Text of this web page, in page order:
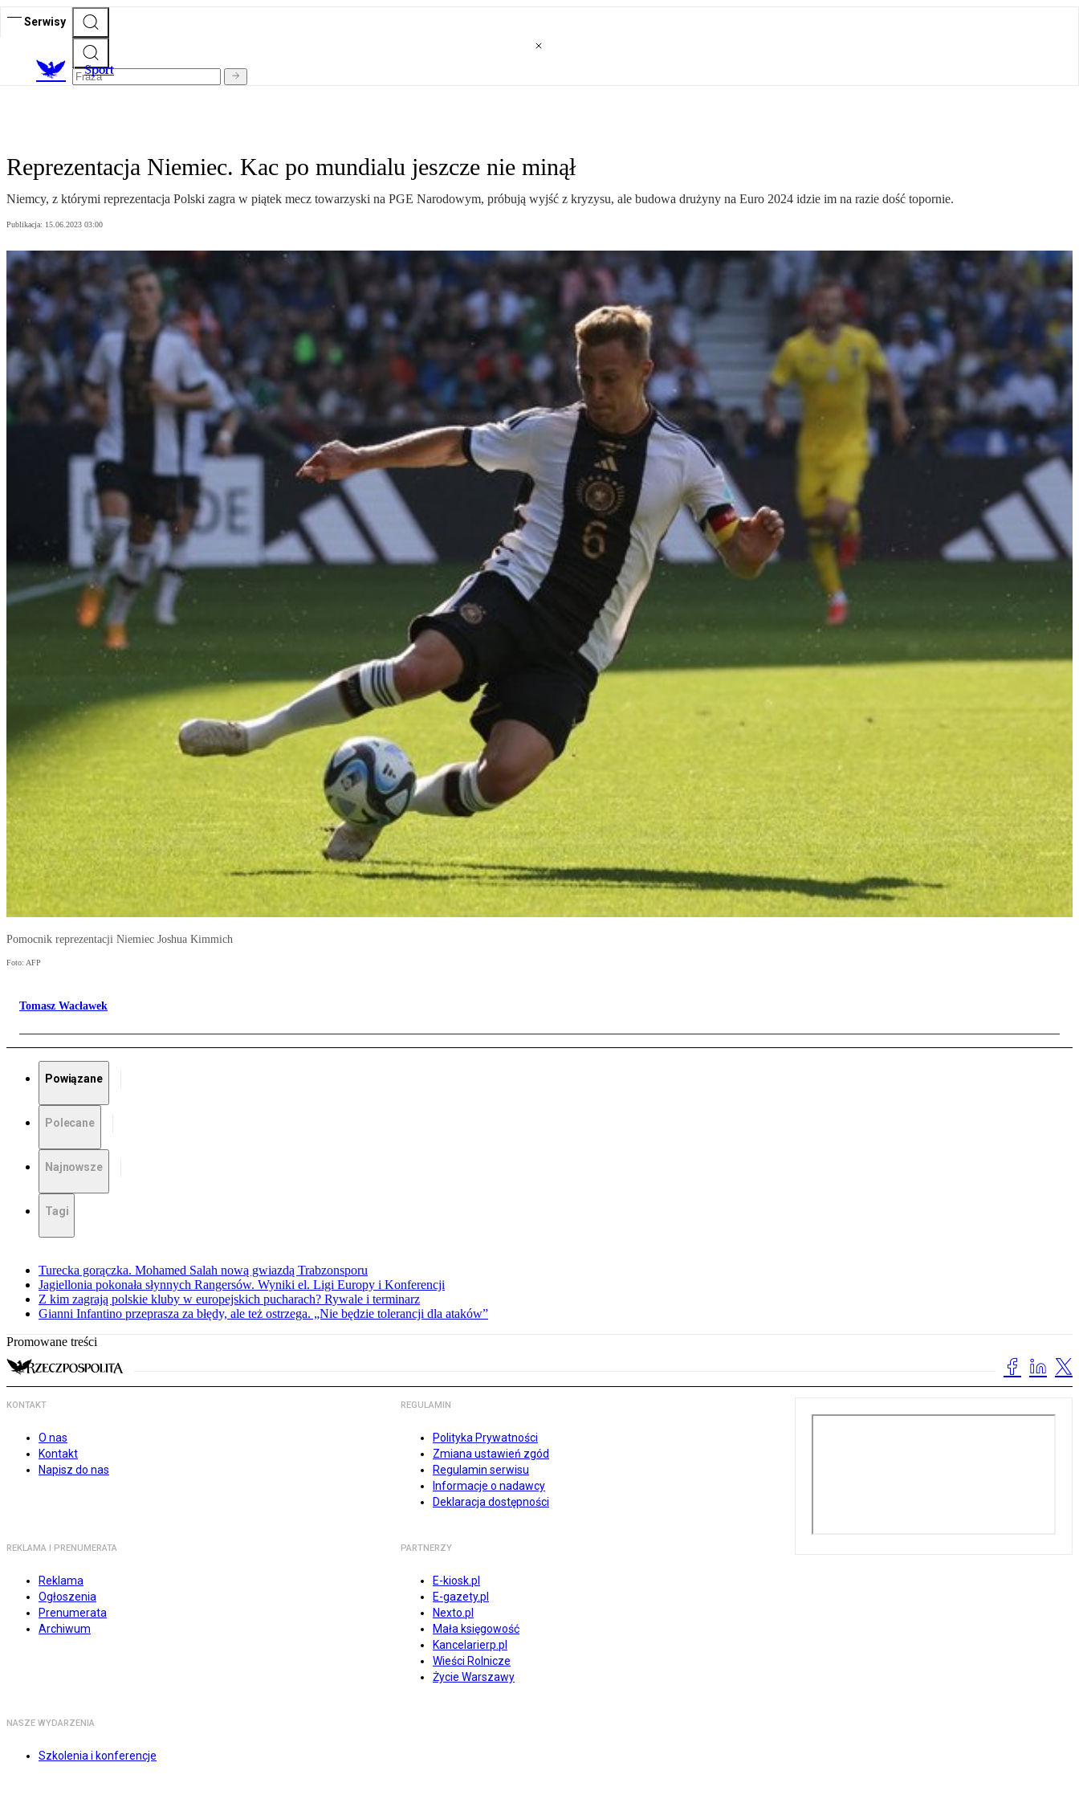
Serwisy
Sport
Reprezentacja Niemiec. Kac po mundialu jeszcze nie minął
Niemcy, z którymi reprezentacja Polski zagra w piątek mecz towarzyski na PGE Narodowym, próbują wyjść z kryzysu, ale budowa drużyny na Euro 2024 idzie im na razie dość topornie.
Publikacja: 15.06.2023 03:00
Pomocnik reprezentacji Niemiec Joshua Kimmich
Foto: AFP
Tomasz Wacławek
Powiązane
Polecane
Najnowsze
Tagi
Turecka gorączka. Mohamed Salah nową gwiazdą Trabzonsporu
Jagiellonia pokonała słynnych Rangersów. Wyniki el. Ligi Europy i Konferencji
Z kim zagrają polskie kluby w europejskich pucharach? Rywale i terminarz
Gianni Infantino przeprasza za błędy, ale też ostrzega. „Nie będzie tolerancji dla ataków”
Promowane treści
KONTAKT
O nas
Kontakt
Napisz do nas
REGULAMIN
Polityka Prywatności
Zmiana ustawień zgód
Regulamin serwisu
Informacje o nadawcy
Deklaracja dostępności
REKLAMA I PRENUMERATA
Reklama
Ogłoszenia
Prenumerata
Archiwum
PARTNERZY
E-kiosk.pl
E-gazety.pl
Nexto.pl
Mała księgowość
Kancelarierp.pl
Wieści Rolnicze
Życie Warszawy
NASZE WYDARZENIA
Szkolenia i konferencje